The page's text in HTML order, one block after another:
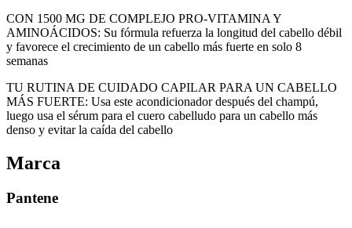
CON 1500 MG DE COMPLEJO PRO-VITAMINA Y
AMINOÁCIDOS: Su fórmula refuerza la longitud del cabello débil
y favorece el crecimiento de un cabello más fuerte en solo 8
semanas
TU RUTINA DE CUIDADO CAPILAR PARA UN CABELLO
MÁS FUERTE: Usa este acondicionador después del champú,
luego usa el sérum para el cuero cabelludo para un cabello más
denso y evitar la caída del cabello
Marca
Pantene